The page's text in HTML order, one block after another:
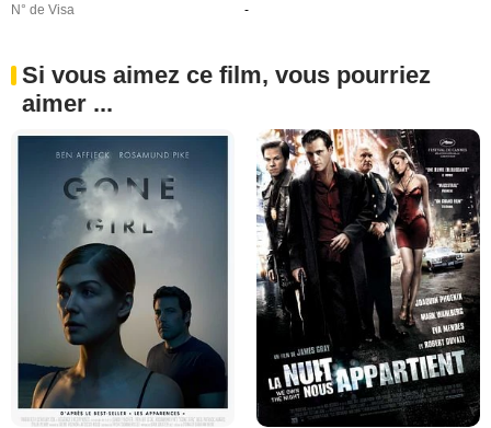
N° de Visa
-
Si vous aimez ce film, vous pourriez
aimer ...